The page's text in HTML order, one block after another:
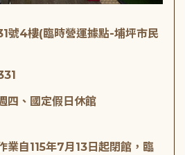
號4樓(臨時營運據點-埔坪市民
四、國定假日休館
業自115年7月13日起閉館，臨